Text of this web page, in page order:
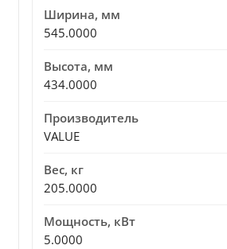
Ширина, мм
545.0000
Высота, мм
434.0000
Производитель
VALUE
Вес, кг
205.0000
Мощность, кВт
5.0000